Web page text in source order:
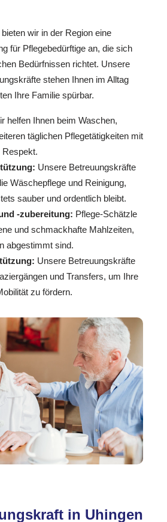
wir in der Region eine
für Pflegebedürftige an, die sich
Bedürfnissen richtet. Unsere
stehen Ihnen im Alltag
Ihre Familie spürbar.
helfen Ihnen beim Waschen,
täglichen Pflegetätigkeiten mit
Respekt.
Unsere Betreuungskräfte
Wäschepflege und Reinigung,
sauber und ordentlich bleibt.
-zubereitung: Pflege-Schätzle
und schmackhafte Mahlzeiten,
abgestimmt sind.
Unsere Betreuungskräfte
und Transfers, um Ihre
zu fördern.
in Uhingen